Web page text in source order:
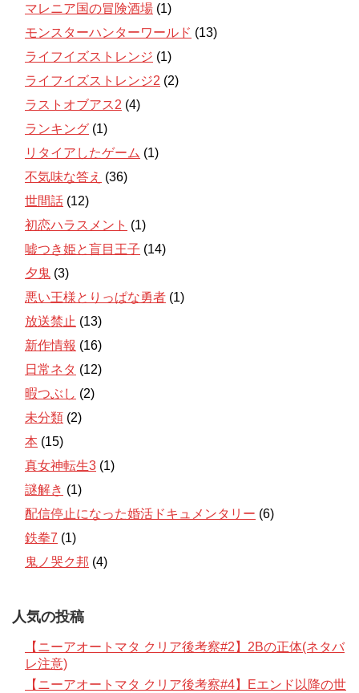
マレニア国の冒険酒場 (1)
モンスターハンターワールド (13)
ライフイズストレンジ (1)
ライフイズストレンジ2 (2)
ラストオブアス2 (4)
ランキング (1)
リタイアしたゲーム (1)
不気味な答え (36)
世間話 (12)
初恋ハラスメント (1)
嘘つき姫と盲目王子 (14)
夕鬼 (3)
悪い王様とりっぱな勇者 (1)
放送禁止 (13)
新作情報 (16)
日常ネタ (12)
暇つぶし (2)
未分類 (2)
本 (15)
真女神転生3 (1)
謎解き (1)
配信停止になった婚活ドキュメンタリー (6)
鉄拳7 (1)
鬼ノ哭ク邦 (4)
人気の投稿
【ニーアオートマタ クリア後考察#2】2Bの正体(ネタバ
レ注意)
【ニーアオートマタ クリア後考察#4】Eエンド以降の世